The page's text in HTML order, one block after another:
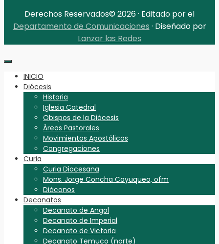
Derechos Reservados© 2026 · Editado por el
Departamento de Comunicaciones · Diseñado por
Lanzar las Redes
INICIO
Diócesis
Historia
Iglesia Catedral
Obispos de la Diócesis
Áreas Pastorales
Movimientos Apostólicos
Congregaciones
Curia
Curia Diocesana
Mons. Jorge Concha Cayuqueo, ofm
Diáconos
Decanatos
Decanato de Angol
Decanato de Imperial
Decanato de Victoria
Decanato Temuco (norte)